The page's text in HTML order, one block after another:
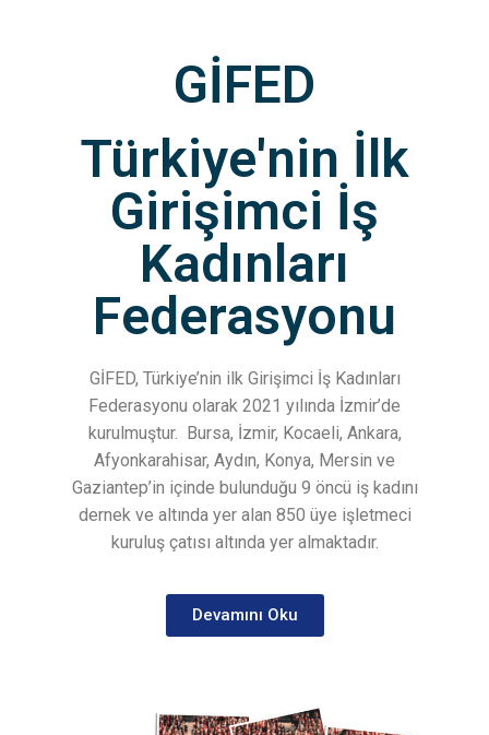
GİFED
Türkiye'nin İlk
Girişimci İş
Kadınları
Federasyonu
GİFED, Türkiye’nin ilk Girişimci İş Kadınları
Federasyonu olarak 2021 yılında İzmir’de
kurulmuştur. Bursa, İzmir, Kocaeli, Ankara,
Afyonkarahisar, Aydın, Konya, Mersin ve
Gaziantep’in içinde bulunduğu 9 öncü iş kadını
dernek ve altında yer alan 850 üye işletmeci
kuruluş çatısı altında yer almaktadır.
Devamını Oku